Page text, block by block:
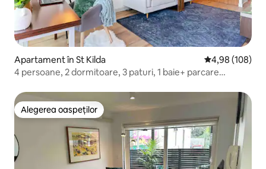
Apartament în St Kilda Scor mediu de
4,98 (108)
4 persoane, 2 dormitoare, 3 paturi, 1 baie+ parcare
Alegerea oaspeților
Alegerea oaspeților